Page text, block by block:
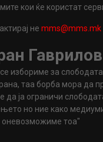
кои ќе користат
не mms@mms.mk
Гаврилов
избориме за
таа борба мора да
да ја ограничи
но ние како
оневозможиме тоа"